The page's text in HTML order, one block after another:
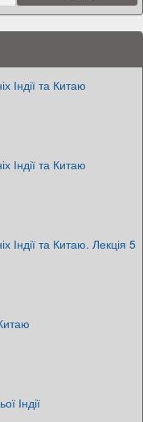
Індії та Китаю
Індії та Китаю
Індії та Китаю. Лекція 5
Індії